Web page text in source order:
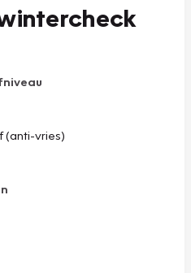
(anti-vries)